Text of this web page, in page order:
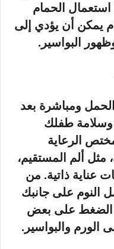
استعمال الحمام
يمكن أن يؤدي إلى
البواسير.
الحمل ومباشرة بعد
وسلامة طفلك
الرعاية
ألم المستقيم،
عناية ذاتية. من
النوم على جانبك
الضغط على بعض
الورم والبواسير.